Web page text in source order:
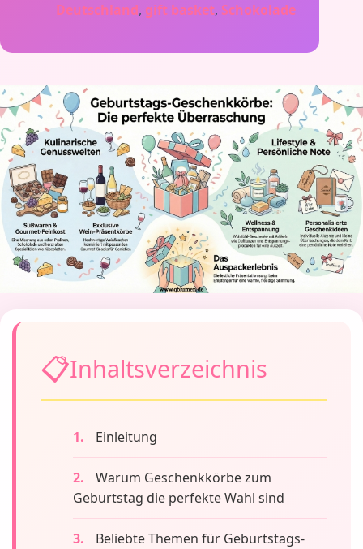
Deutschland, gift basket, Schokolade
Inhaltsverzeichnis
Einleitung
Warum Geschenkkörbe zum
Geburtstag die perfekte Wahl sind
Beliebte Themen für Geburtstags-